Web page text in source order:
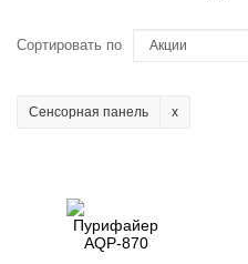
Сортировать по
Сенсорная панель